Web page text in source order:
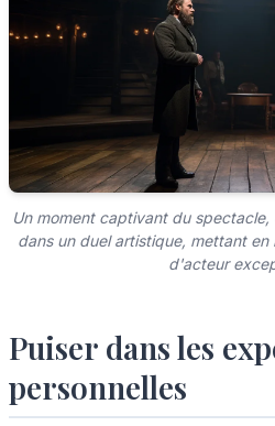
Un moment captivant du
dans un duel artistique, mettant en
d'acteur
Puiser dans les
personnelles